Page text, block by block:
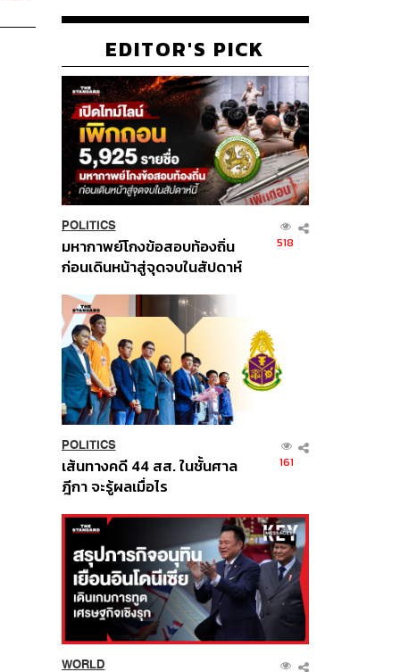
EDITOR'S PICK
POLITICS
มหากาพย์โกงข้อสอบท้องถิ่น
ก่อนเดินหน้าสู่จุดจบในสัปดาห์
518
POLITICS
เส้นทางคดี 44 สส. ในชั้นศาล
ฎีกา จะรู้ผลเมื่อไร
161
WORLD